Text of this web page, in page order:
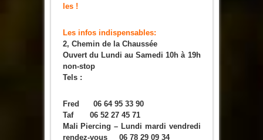
les !
Les infos indispensables:
2, Chemin de la Chaussée
Ouvert du Lundi au Samedi 10h à 19h
non-stop
Tels :
Fred 06 64 95 33 90
Taf 06 52 27 45 71
Mali Piercing – Lundi mardi vendredi
rendez-vous 06 78 29 09 34